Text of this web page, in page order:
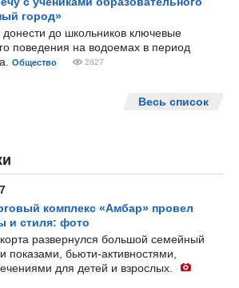
город»
до школьников ключевые
поведения на водоемах в период
Общество 2827
Весь список
комплекс «Амбар» провел
и стиля: фото
развернулся большой семейный
показами, бьюти-активностями,
для детей и взрослых.